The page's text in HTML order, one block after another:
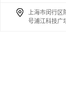
上海市闵行区
号浦江科技广